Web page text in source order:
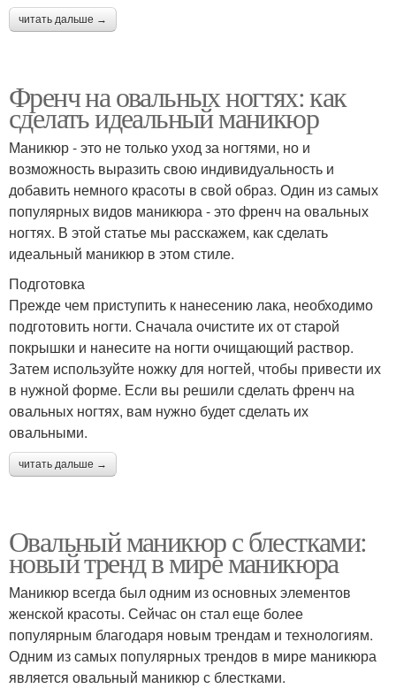
читать дальше →
Френч на овальных ногтях: как
сделать идеальный маникюр
Маникюр - это не только уход за ногтями, но и
возможность выразить свою индивидуальность и
добавить немного красоты в свой образ. Один из самых
популярных видов маникюра - это френч на овальных
ногтях. В этой статье мы расскажем, как сделать
идеальный маникюр в этом стиле.
Подготовка
Прежде чем приступить к нанесению лака, необходимо
подготовить ногти. Сначала очистите их от старой
покрышки и нанесите на ногти очищающий раствор.
Затем используйте ножку для ногтей, чтобы привести их
в нужной форме. Если вы решили сделать френч на
овальных ногтях, вам нужно будет сделать их
овальными.
читать дальше →
Овальный маникюр с блестками:
новый тренд в мире маникюра
Маникюр всегда был одним из основных элементов
женской красоты. Сейчас он стал еще более
популярным благодаря новым трендам и технологиям.
Одним из самых популярных трендов в мире маникюра
является овальный маникюр с блестками.